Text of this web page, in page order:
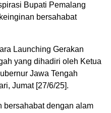
Bupati Pemalang
bersahabat
Launching Gerakan
yang dihadiri oleh Ketua
Jawa Tengah
Jumat [27/6/25].
bersahabat dengan alam